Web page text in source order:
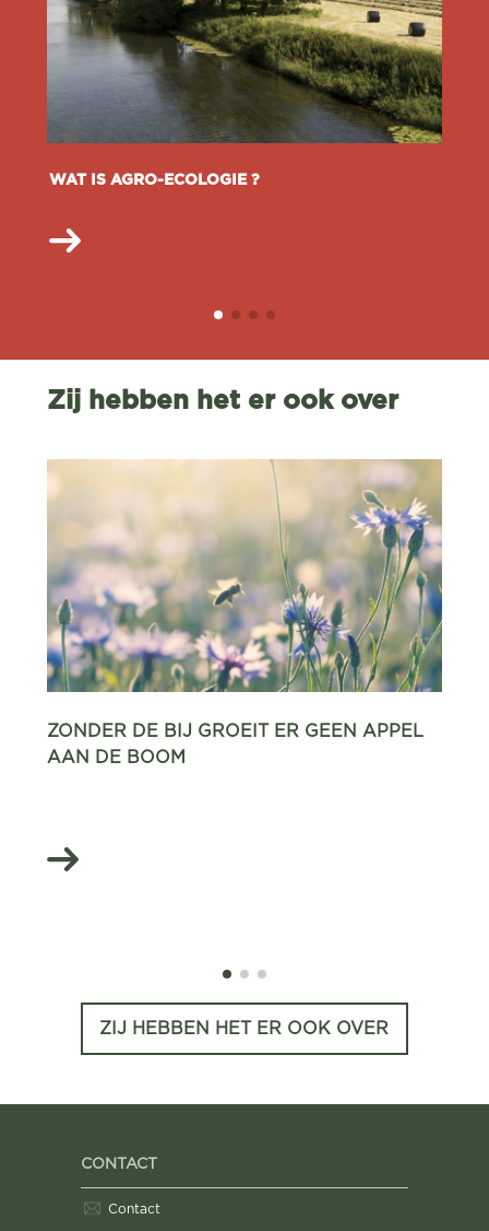
WAT IS AGRO-ECOLOGIE ?
Zij hebben het er ook over
ZONDER DE BIJ GROEIT ER GEEN APPEL
AAN DE BOOM
ZIJ HEBBEN HET ER OOK OVER
CONTACT
Contact